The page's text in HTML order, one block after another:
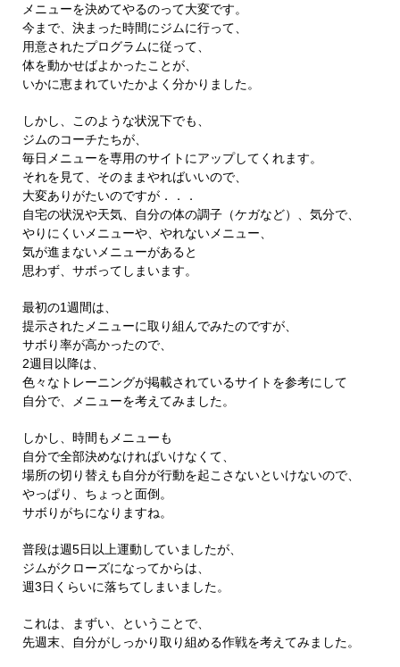
メニューを決めてやるのって大変です。
今まで、決まった時間にジムに行って、
用意されたプログラムに従って、
体を動かせばよかったことが、
いかに恵まれていたかよく分かりました。
しかし、このような状況下でも、
ジムのコーチたちが、
毎日メニューを専用のサイトにアップしてくれます。
それを見て、そのままやればいいので、
大変ありがたいのですが．．．
自宅の状況や天気、自分の体の調子（ケガなど）、気分で、
やりにくいメニューや、やれないメニュー、
気が進まないメニューがあると
思わず、サボってしまいます。
最初の1週間は、
提示されたメニューに取り組んでみたのですが、
サボり率が高かったので、
2週目以降は、
色々なトレーニングが掲載されているサイトを参考にして
自分で、メニューを考えてみました。
しかし、時間もメニューも
自分で全部決めなければいけなくて、
場所の切り替えも自分が行動を起こさないといけないので、
やっぱり、ちょっと面倒。
サボりがちになりますね。
普段は週5日以上運動していましたが、
ジムがクローズになってからは、
週3日くらいに落ちてしまいました。
これは、まずい、ということで、
先週末、自分がしっかり取り組める作戦を考えてみました。